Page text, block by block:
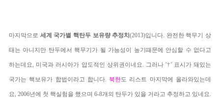
마지막으로 세계 국가별 핵탄두 보유량 추정치(2013)입니다. 완전한 핵무기 상
태는 아니지만 탄두에서 핵무기가 될 가능성이 높기때문에 안심할 수 없다고
하는데요, 미국과 러시아가 압도적인 상위권이네요. 그러나 '†' 표시가 돼있는
국가는 핵보유가 합법이라고 합니다. 북한도 리스트 마지막에 올라와있는데
요, 2006년에 첫 핵실험을 했으며 6-8개의 탄두가 있을 거라고 추정하고 있네요.